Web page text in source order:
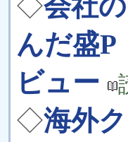
んだ盛
ビュー
◇海外